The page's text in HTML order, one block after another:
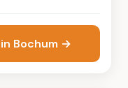
Bochum →